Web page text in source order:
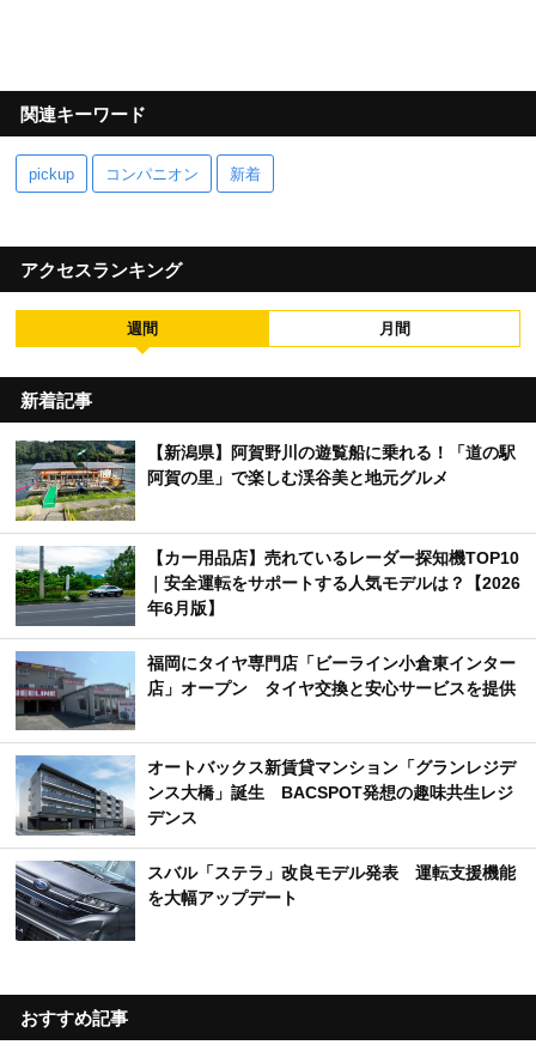
関連キーワード
pickup コンパニオン 新着
アクセスランキング
週間 月間
新着記事
【新潟県】阿賀野川の遊覧船に乗れる！「道の駅
阿賀の里」で楽しむ渓谷美と地元グルメ
【カー用品店】売れているレーダー探知機TOP10
｜安全運転をサポートする人気モデルは？【2026
年6月版】
福岡にタイヤ専門店「ビーライン小倉東インター
店」オープン タイヤ交換と安心サービスを提供
オートバックス新賃貸マンション「グランレジデ
ンス大橋」誕生 BACSPOT発想の趣味共生レジ
デンス
スバル「ステラ」改良モデル発表 運転支援機能
を大幅アップデート
おすすめ記事